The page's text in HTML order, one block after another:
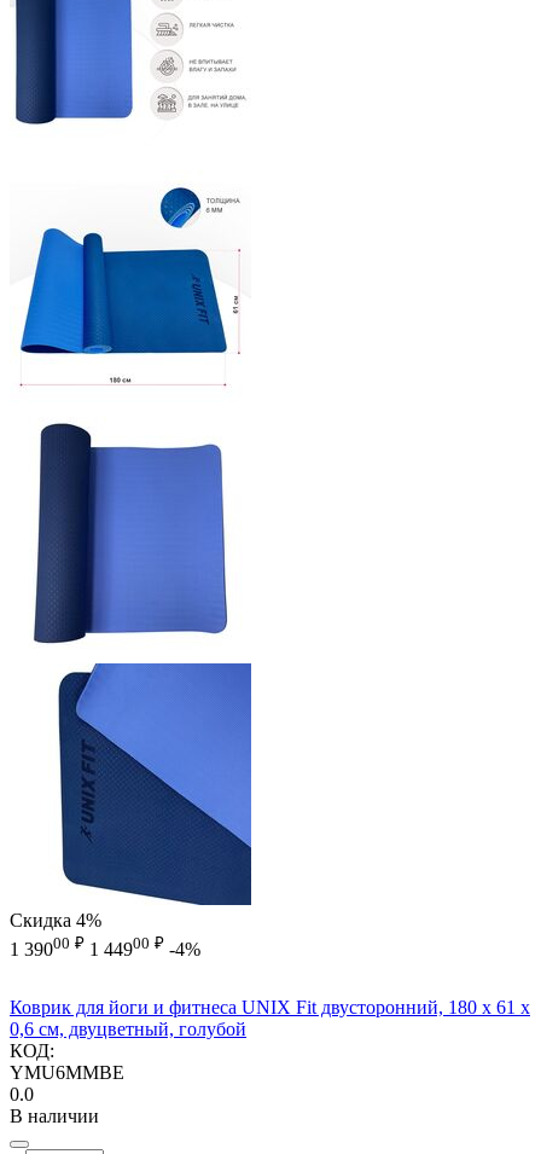
Скидка 4%
1 39000 ₽ 1 44900 ₽ -4%
Коврик для йоги и фитнеса UNIX Fit двусторонний, 180 х 61 х
0,6 см, двуцветный, голубой
КОД:
YMU6MMBE
0.0
В наличии